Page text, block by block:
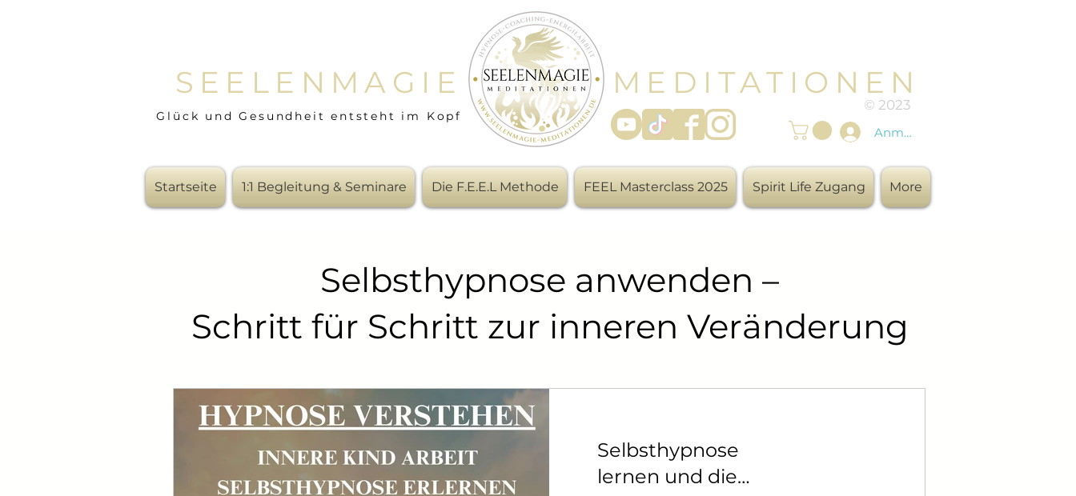
SEELENMAGIE
Glück und Gesundheit entsteht im Kopf
MEDITATIONEN
Anmelden
© 2023
Startseite 1:1 Begleitung & Seminare Die F.E.E.L Methode FEEL Masterclass 2025 Spirit Life Zugang More
Selbsthypnose anwenden –
Schritt für Schritt zur inneren Veränderung
Selbsthypnose
lernen und die